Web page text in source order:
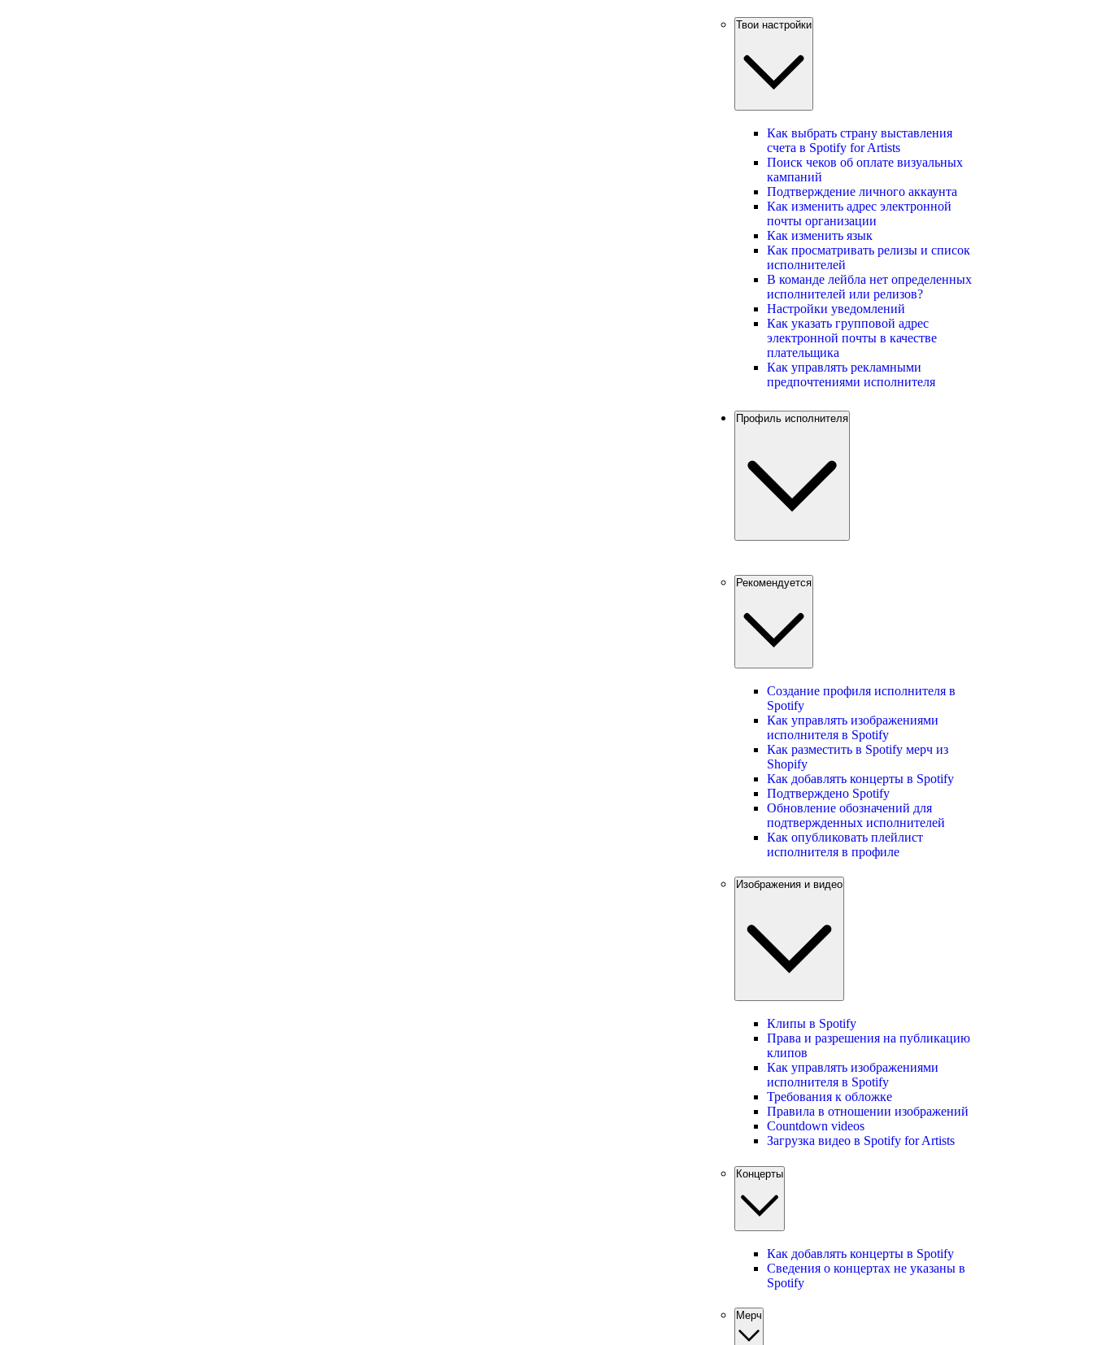
Твои настройки
Как выбрать страну выставления
счета в Spotify for Artists
Поиск чеков об оплате визуальных
кампаний
Подтверждение личного аккаунта
Как изменить адрес электронной
почты организации
Как изменить язык
Как просматривать релизы и список
исполнителей
В команде лейбла нет определенных
исполнителей или релизов?
Настройки уведомлений
Как указать групповой адрес
электронной почты в качестве
плательщика
Как управлять рекламными
предпочтениями исполнителя
Профиль исполнителя
Рекомендуется
Создание профиля исполнителя в
Spotify
Как управлять изображениями
исполнителя в Spotify
Как разместить в Spotify мерч из
Shopify
Как добавлять концерты в Spotify
Подтверждено Spotify
Обновление обозначений для
подтвержденных исполнителей
Как опубликовать плейлист
исполнителя в профиле
Изображения и видео
Клипы в Spotify
Права и разрешения на публикацию
клипов
Как управлять изображениями
исполнителя в Spotify
Требования к обложке
Правила в отношении изображений
Countdown videos
Загрузка видео в Spotify for Artists
Концерты
Как добавлять концерты в Spotify
Сведения о концертах не указаны в
Spotify
Мерч